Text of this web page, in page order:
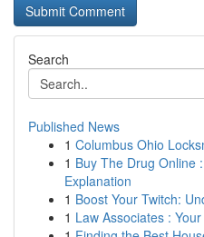
Search
Published News
1 Columbus Ohio
1 Buy The Drug Online
Explanation
1 Boost Your Twitch:
1 Law Associates :